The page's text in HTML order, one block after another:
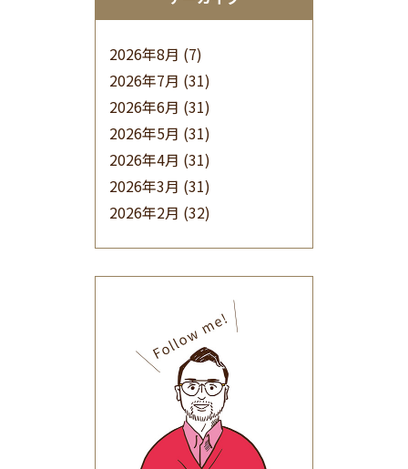
2026年8月 (7)
2026年7月 (31)
2026年6月 (31)
2026年5月 (31)
2026年4月 (31)
2026年3月 (31)
2026年2月 (32)
(32)
2025年9月(30)
2025年8月(31)
2025年7月(37)
2025年6月(48)
2025年5月
(41)